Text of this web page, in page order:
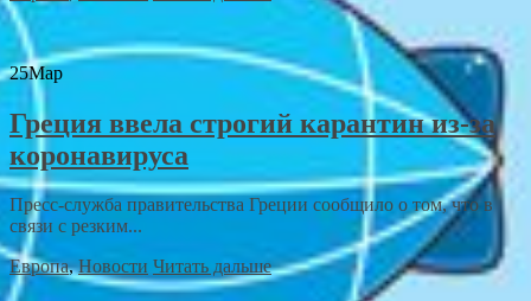
25Мар
Греция ввела строгий карантин из-за
коронавируса
Пресс-служба правительства Греции сообщило о том, что в
связи с резким...
Европа,Новости Читать дальше